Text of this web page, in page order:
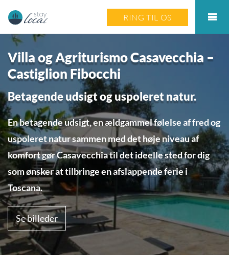
RING TIL OS
Villa og Agriturismo Casavecchia –
Castiglion Fibocchi
Betagende udsigt og uspoleret natur.
En betagende udsigt, en ældgammel følelse af fred og
uspoleret natur sammen med det høje niveau af
komfort gør Casavecchia til det ideelle sted for dig
som ønsker at tilbringe en afslappende ferie i
Toscana.
Se billeder